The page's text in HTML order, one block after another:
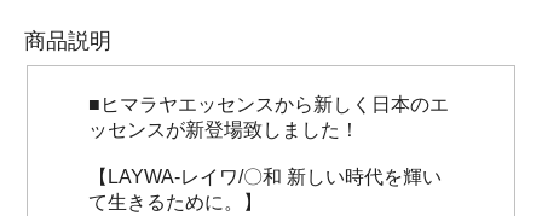
商品説明
■ヒマラヤエッセンスから新しく日本のエ
ッセンスが新登場致しました！
【LAYWA-レイワ/〇和 新しい時代を輝い
て生きるために。】